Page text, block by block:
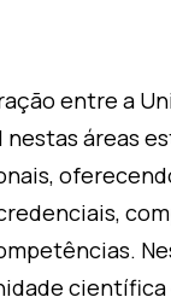
entre a
áreas